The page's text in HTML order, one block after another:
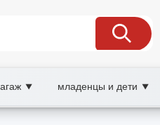
▼ младенцы и дети ▼